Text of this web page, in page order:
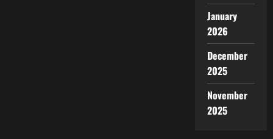
January
2026
December
2025
November
2025